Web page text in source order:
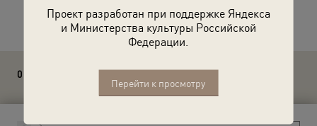
Проект разработан при поддержке Яндекса
и Министерства культуры Российской
Федерации.
Перейти к просмотру
Расскажите друзьям об этом фото
0 комментариев